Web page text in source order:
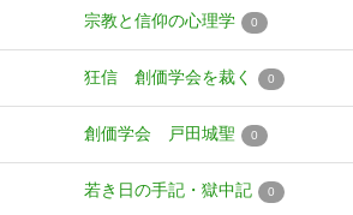
宗教と信仰の心理学 0
狂信 創価学会を裁く 0
創価学会 戸田城聖 0
若き日の手記・獄中記 0